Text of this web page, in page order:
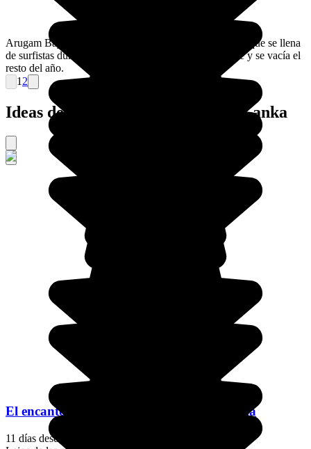
Arugam Bay es un pueblo costero al este de Sri Lanka, que se llena
de surfistas durante la temporada de junio a septiembre y se vacía el
resto del año.
1 2
Ideas de viajes organizados a Sri Lanka
El encanto de Sri Lanka en temporada baja
11 días desde